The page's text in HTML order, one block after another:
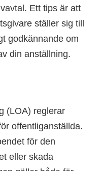
Ett tips är att
ställer sig till
godkännande om
din anställning.
(LOA) reglerar
offentliganställda.
för den
eller skada